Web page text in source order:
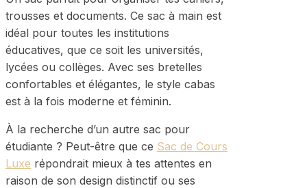
trousses et documents. Ce sac à main est
idéal pour toutes les institutions
éducatives, que ce soit les universités,
lycées ou collèges. Avec ses bretelles
confortables et élégantes, le style cabas
est à la fois moderne et féminin.
À la recherche d’un autre sac pour
étudiante ? Peut-être que ce Sac de Cours
Luxe répondrait mieux à tes attentes en
raison de son design distinctif ou ses